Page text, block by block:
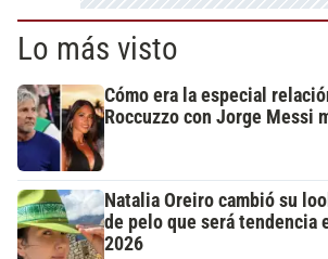
Lo más visto
Cómo era la especial
Roccuzzo con Jorge Messi
Natalia Oreiro cambió su
de pelo que será tendencia
2026